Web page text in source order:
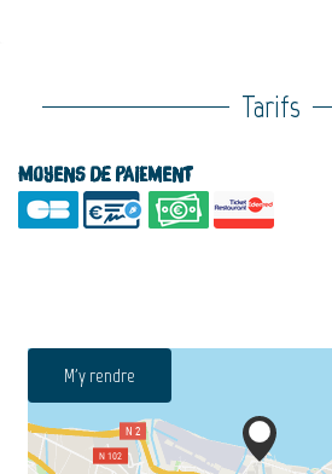
Tarifs
Moyens de paiement
M'y rendre